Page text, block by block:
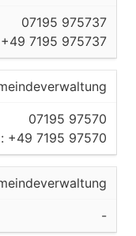
07195 975737
7195 975737
07195 97570
+49 7195 97570
-